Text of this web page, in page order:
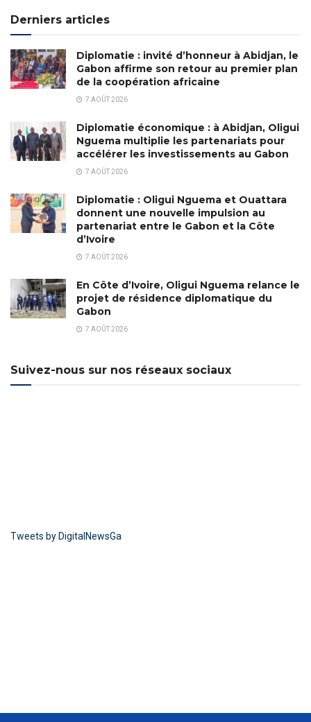
Derniers articles
Diplomatie : invité d’honneur à Abidjan, le
Gabon affirme son retour au premier plan
de la coopération africaine
7 AOÛT 2026
Diplomatie économique : à Abidjan, Oligui
Nguema multiplie les partenariats pour
accélérer les investissements au Gabon
7 AOÛT 2026
Diplomatie : Oligui Nguema et Ouattara
donnent une nouvelle impulsion au
partenariat entre le Gabon et la Côte
d’Ivoire
7 AOÛT 2026
En Côte d’Ivoire, Oligui Nguema relance le
projet de résidence diplomatique du
Gabon
7 AOÛT 2026
Suivez-nous sur nos réseaux sociaux
Tweets by DigitalNewsGa